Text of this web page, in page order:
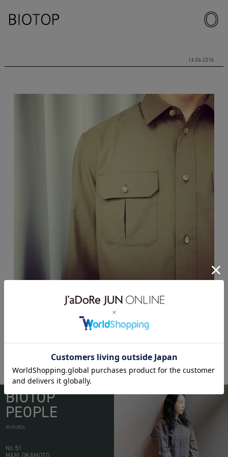
16.06.2016
BIOTOP
PEOPLE
20.05.2026
No.51